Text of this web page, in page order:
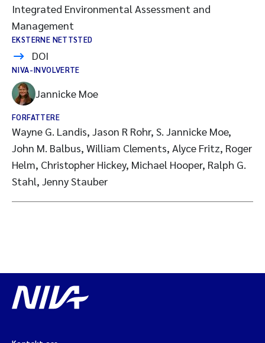
Integrated Environmental Assessment and
Management
EKSTERNE NETTSTED
DOI
NIVA-INVOLVERTE
Jannicke Moe
FORFATTERE
Wayne G. Landis, Jason R Rohr, S. Jannicke Moe,
John M. Balbus, William Clements, Alyce Fritz, Roger
Helm, Christopher Hickey, Michael Hooper, Ralph G.
Stahl, Jenny Stauber